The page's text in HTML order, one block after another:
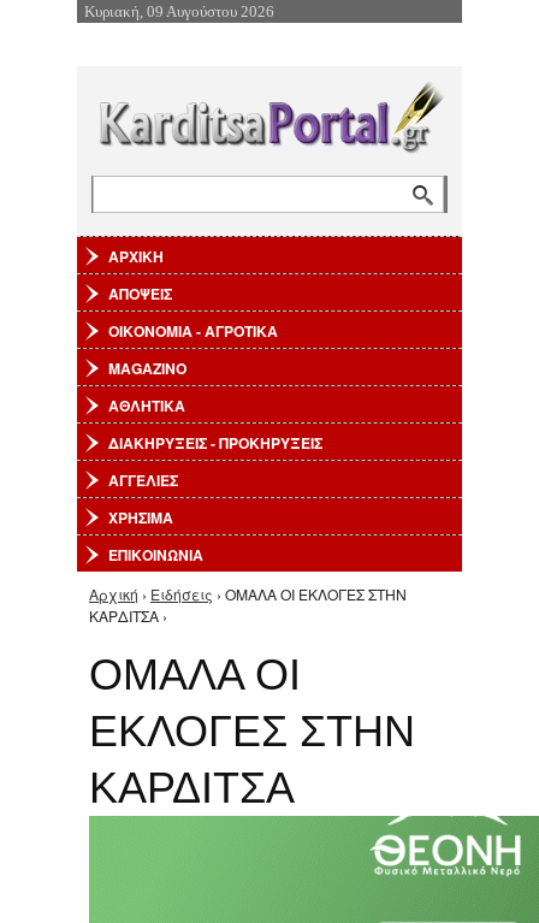
Επιστροφή στην Πλοήγηση
Κυριακή, 09 Αυγούστου 2026
ΑΡΧΙΚΗ
ΑΠΟΨΕΙΣ
ΟΙΚΟΝΟΜΙΑ - ΑΓΡΟΤΙΚΑ
MAGAZINO
ΑΘΛΗΤΙΚΑ
ΔΙΑΚΗΡΥΞΕΙΣ - ΠΡΟΚΗΡΥΞΕΙΣ
ΑΓΓΕΛΙΕΣ
ΧΡΗΣΙΜΑ
ΕΠΙΚΟΙΝΩΝΙΑ
Είστε εδώ
Αρχική › Ειδήσεις › ΟΜΑΛΑ ΟΙ ΕΚΛΟΓΕΣ ΣΤΗΝ
ΚΑΡΔΙΤΣΑ ›
ΟΜΑΛΑ ΟΙ
ΕΚΛΟΓΕΣ ΣΤΗΝ
ΚΑΡΔΙΤΣΑ